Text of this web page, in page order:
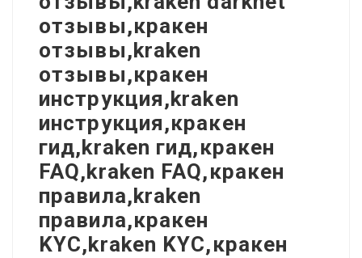
отзывы,кракен
отзывы,kraken
отзывы,кракен
инструкция,kraken
инструкция,кракен
гид,kraken гид,кракен
FAQ,kraken FAQ,кракен
правила,kraken
правила,кракен
KYC,kraken KYC,кракен